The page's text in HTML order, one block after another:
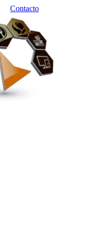
Contacto